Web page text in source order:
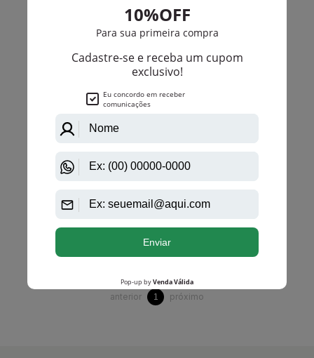
Ralph Lauren
Polo Big Pony Orange #4 Masculino
Avise-me quando disponível:
anterior 1 próximo